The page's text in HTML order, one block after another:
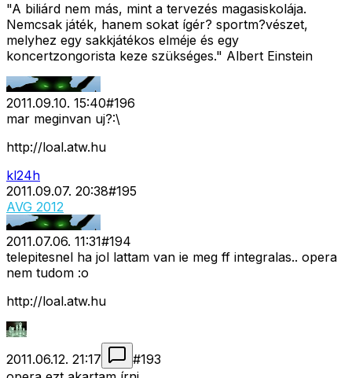
"A biliárd nem más, mint a tervezés magasiskolája.
Nemcsak játék, hanem sokat ígér? sportm?vészet,
melyhez egy sakkjátékos elméje és egy
koncertzongorista keze szükséges." Albert Einstein
2011.09.10. 15:40#196
mar meginvan uj?:\
http://loal.atw.hu
kl24h
2011.09.07. 20:38#195
AVG 2012
2011.07.06. 11:31#194
telepitesnel ha jol lattam van ie meg ff integralas.. opera
nem tudom :o
http://loal.atw.hu
2011.06.12. 21:17 #193